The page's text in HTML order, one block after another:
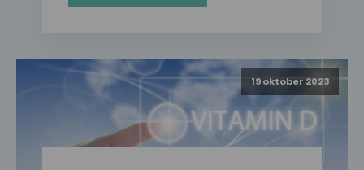
19 oktober 2023